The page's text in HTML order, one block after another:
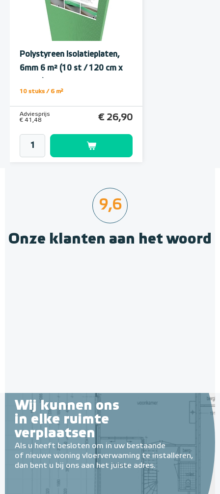
Polystyreen Isolatieplaten,
6mm 6 m² (10 st / 120 cm x
10 stuks / 6 m²
Adviesprijs
€ 41,48
€ 26,90
9,6
Onze klanten aan het woord
Wij kunnen ons
in elke ruimte
verplaatsen
Als u heeft besloten om in uw bestaande
of nieuwe woning vloerverwaming te installeren,
dan bent u bij ons aan het juiste adres.